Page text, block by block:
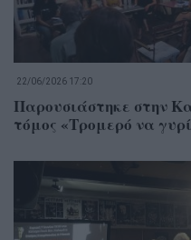
22/06/2026 17:20
Παρουσιάστηκε στην
τόμος «Τρομερό να